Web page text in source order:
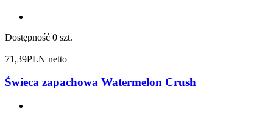
Dostępność 0 szt.
71,39PLN netto
Świeca zapachowa Watermelon Crush